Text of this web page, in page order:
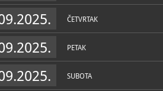
ČETVRTAK
PETAK
SUBOTA